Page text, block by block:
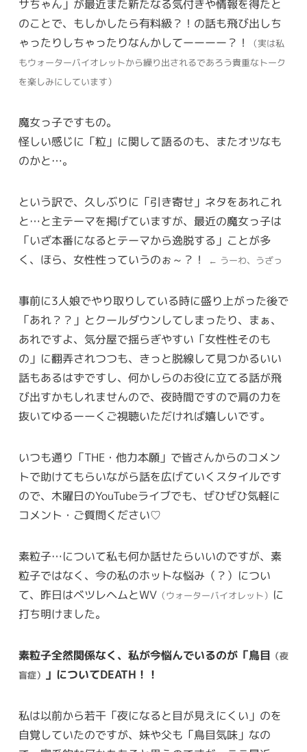
サちゃん」が最近また新たなる気付きや情報を得たと
のことで、もしかしたら有料級？！の話も飛び出しち
ゃったりしちゃったりなんかしてーーーー？！
（実は私
もウォーターバイオレットから繰り出されるであろう貴重なトーク
を楽しみにしています）
魔女っ子ですもの。
怪しい感じに「粒」に関して語るのも、またオツなも
のかと…。
という訳で、久しぶりに「引き寄せ」ネタをあれこれ
と…と主テーマを掲げていますが、最近の魔女っ子は
「いざ本番になるとテーマから逸脱する」ことが多
く、ほら、女性性っていうのぉ～？！
← うーわ、うざっ
事前に3人娘でやり取りしている時に盛り上がった後で
「あれ？？」とクールダウンしてしまったり、まぁ、
あれですよ、気分屋で揺らぎやすい「女性性そのも
の」に翻弄されつつも、きっと脱線して見つかるいい
話もあるはずですし、何かしらのお役に立てる話が飛
び出すかもしれませんので、夜時間ですので肩の力を
抜いてゆるーーくご視聴いただければ嬉しいです。
いつも通り「THE・他力本願」で皆さんからのコメン
トで助けてもらいながら話を広げていくスタイルです
ので、木曜日のYouTubeライブでも、ぜひぜひ気軽に
コメント・ご質問ください♡
素粒子…について私も何か話せたらいいのですが、素
粒子ではなく、今の私のホットな悩み（？）につい
て、昨日はベツレヘムとWV（ウォーターバイオレット） に
打ち明けました。
素粒子全然関係なく、私が今悩んでいるのが「鳥目 （夜
盲症）
」についてDEATH！！
私は以前から若干「夜になると目が見えにくい」のを
自覚していたのですが、妹や父も「鳥目気味」なの